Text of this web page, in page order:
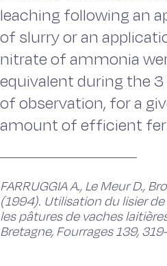
leaching following an
of slurry or an
nitrate of ammonia
equivalent during the
of observation, for a
amount of efficient
FARRUGGIA A., Le Meur D.,
(1994). Utilisation du lisier
les pâtures de vaches
Bretagne, Fourrages 139,